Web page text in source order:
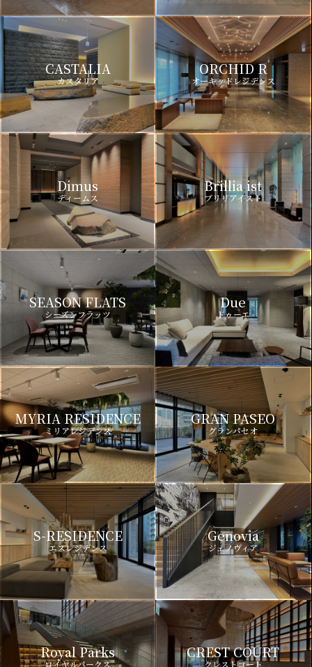
CASTALIA
カスタリア
ORCHID R
オーキッドレジデンス
Dimus
ディームス
Brillia ist
ブリリアイスト
SEASON FLATS
シーズンフラッツ
Due
ドゥーエ
MYRIA RESIDENCE
ミリアレジデンス
GRAN PASEO
グランパセオ
S-RESIDENCE
エスレジデンス
Genovia
ジェノヴィア
Royal Parks
ロイヤルパークス
CREST COURT
クレストコート